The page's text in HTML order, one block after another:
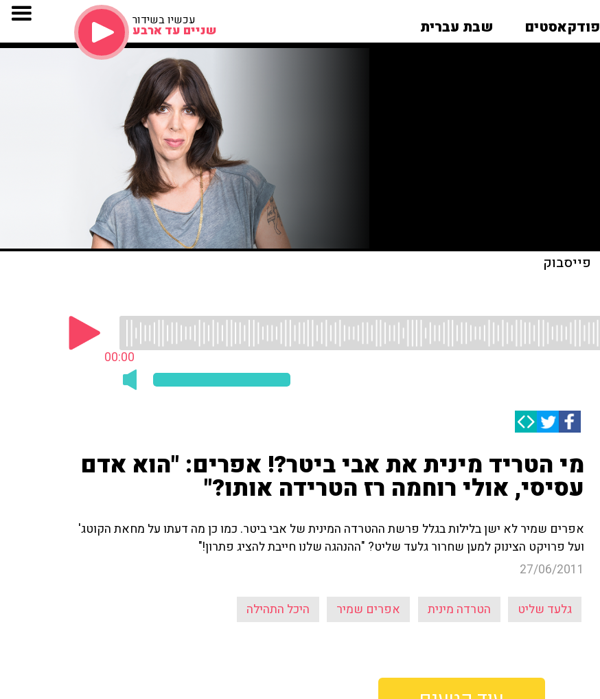
פודקאסטים שבת עברית עכשיו בשידור
שניים עד ארבע
פייסבוק
00:00
מי הטריד מינית את אבי ביטר?! אפרים: "הוא אדם
עסיסי, אולי רוחמה רז הטרידה אותו?"
אפרים שמיר לא ישן בלילות בגלל פרשת ההטרדה המינית של אבי ביטר. כמו כן מה דעתו על מחאת הקוטג'
ועל פרויקט הצינוק למען שחרור גלעד שליט? "ההנהגה שלנו חייבת להציג פתרון!"
27/06/2011
גלעד שליט הטרדה מינית אפרים שמיר היכל התהילה